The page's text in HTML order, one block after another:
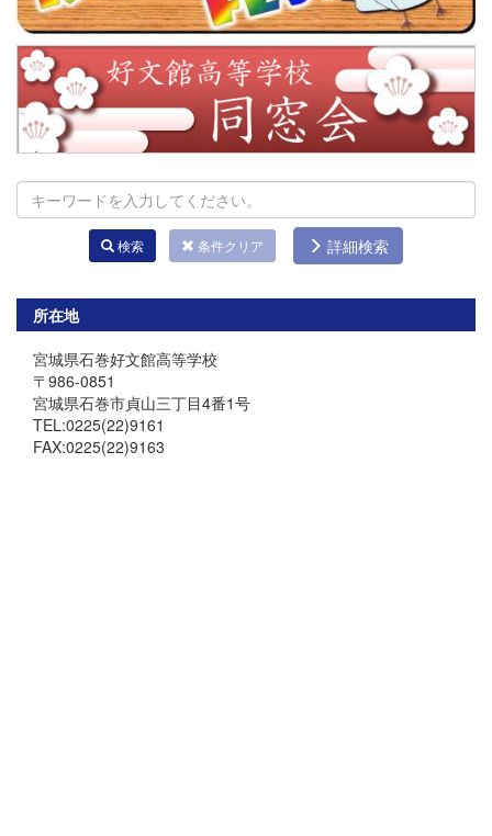
検索 条件クリア 詳細検索
所在地
宮城県石巻好文館高等学校
〒986-0851
宮城県石巻市貞山三丁目4番1号
TEL:0225(22)9161
FAX:0225(22)9163